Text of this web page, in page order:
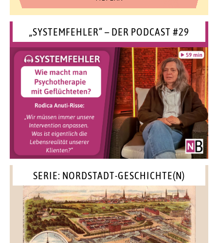
„SYSTEMFEHLER“ – DER PODCAST #29
SERIE: NORDSTADT-GESCHICHTE(N)